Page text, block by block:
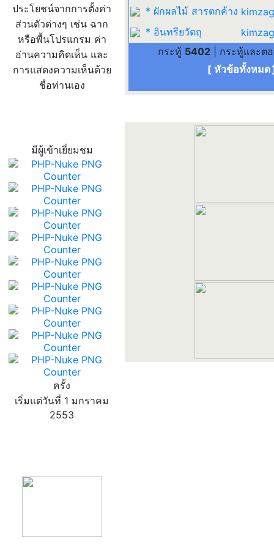
ประโยชน์จากการตั้งค่า
ส่วนตัวต่างๆ เช่น ฉาก
หรือพื้นโปรแกรม ค่า
อ่านความคิดเห็น และ
การแสดงความเห็นด้วย
ชื่อท่านเอง
มีผู้เข้าเยี่ยมชม
ครั้ง
เริ่มแต่วันที่ 1 มกราคม
2553
* ผักผลไม้ สารตกค้าง
* อินทรียวัตถุ
กระทู้ 5402 | กระทู้และต
[ หัวข้อทั้งหมด